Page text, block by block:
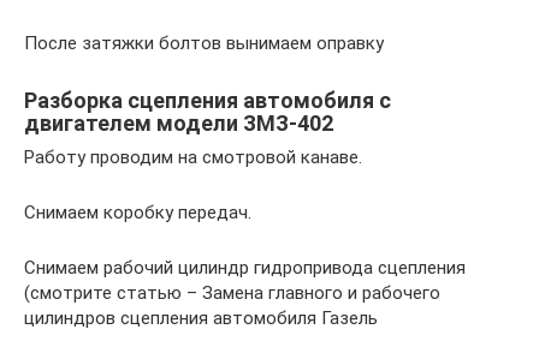
После затяжки болтов вынимаем оправку
Разборка сцепления автомобиля с
двигателем модели ЗМЗ-402
Работу проводим на смотровой канаве.
Снимаем коробку передач.
Снимаем рабочий цилиндр гидропривода сцепления
(смотрите статью – Замена главного и рабочего
цилиндров сцепления автомобиля Газель